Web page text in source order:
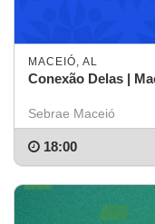
MACEIÓ, AL
Conexão Delas |
Sebrae Maceió
18:00